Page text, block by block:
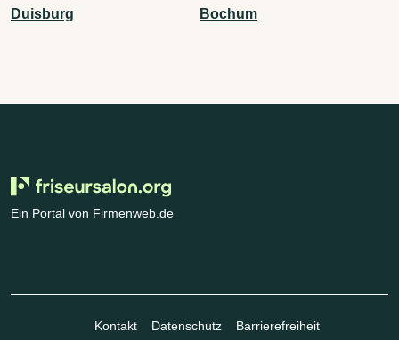
Duisburg Bochum
Ein Portal von Firmenweb.de
Kontakt Datenschutz Barrierefreiheit